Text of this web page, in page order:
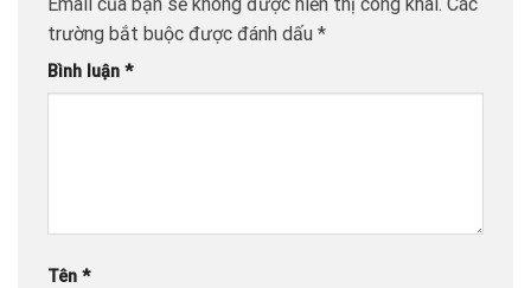
trường bắt buộc được đánh dấu *
Bình luận *
Tên *